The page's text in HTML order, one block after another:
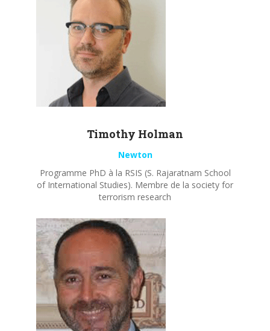
Timothy Holman
Newton
Programme PhD à la RSIS (S. Rajaratnam School
of International Studies). Membre de la society for
terrorism research